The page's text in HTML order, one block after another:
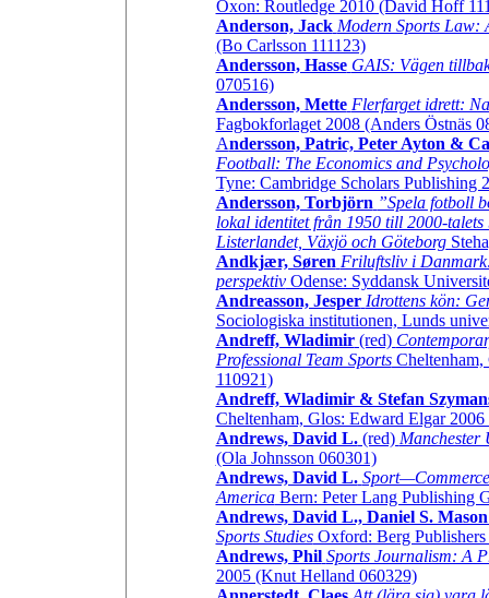
Oxon: Routledge 2010 (David Hoff
Anderson, Jack Modern Sports Law:
(Bo Carlsson 111123)
Andersson, Hasse GAIS: Vägen
070516)
Andersson, Mette Flerfarget idrett:
Fagbokforlaget 2008 (Anders Östnäs
Andersson, Patric, Peter Ayton &
Football: The Economics and
Tyne: Cambridge Scholars Publishing
Andersson, Torbjörn ”Spela fotboll
lokal identitet från 1950 till 2000-
Listerlandet, Växjö och Göteborg
Andkjær, Søren Friluftsliv i
perspektivOdense: Syddansk
Andreasson, Jesper Idrottens kön:
Sociologiska institutionen, Lunds
Andreff, Wladimir(red)
Professional Team SportsCheltenham,
110921)
Andreff, Wladimir & Stefan
Cheltenham, Glos: Edward Elgar
Andrews, David L.(red) Manchester
(Ola Johnsson 060301)
Andrews, David L.
AmericaBern: Peter Lang Publishing
Andrews, David L., Daniel S.
Sports StudiesOxford: Berg Publishers
Andrews, Phil Sports Journalism: A
2005 (Knut Helland 060329)